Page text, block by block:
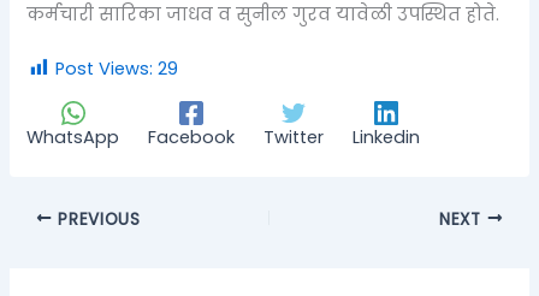
कर्मचारी सारिका जाधव व सुनील गुरव यावेळी उपस्थित होते.
Post Views: 29
WhatsApp Facebook Twitter Linkedin
PREVIOUS NEXT